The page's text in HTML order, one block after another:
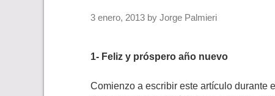
3 enero, 2013 by Jorge Palmieri
1- Feliz y próspero año nuevo
Comienzo a escribir este artículo durante